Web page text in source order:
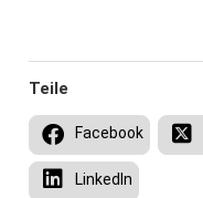
Teile
Facebook
LinkedIn